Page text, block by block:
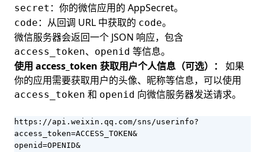
secret ：你的微信应用的 AppSecret。
code ：从回调 URL 中获取的 code。
微信服务器会返回一个 JSON 响应，包含
access_token、 openid 等信息。
使用 access_token 获取用户个人信息（可选）：
如果
你的应用需要获取用户的头像、昵称等信息，可以使用
access_token 和 openid 向微信服务器发送请求。
https://api.weixin.qq.com/sns/userinfo?
access_token=ACCESS_TOKEN&
openid=OPENID&